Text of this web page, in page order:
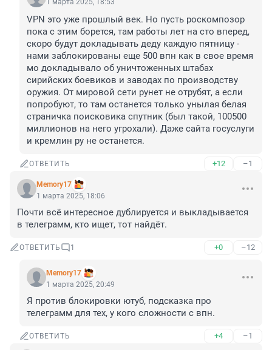
1 марта 2025, 18:53
VPN это уже прошлый век. Но пусть роскомпозор
пока с этим борется, там работы лет на сто вперед,
скоро будут докладывать деду каждую пятницу -
нами заблокированы еще 500 впн как в свое время
мо докладывало об уничтоженных штабах
сирийских боевиков и заводах по производству
оружия. От мировой сети рунет не отрубят, а если
попробуют, то там останется только унылая белая
страничка поисковика спутник (был такой, 100500
миллионов на него угрохали). Даже сайта госуслуги
и кремлин ру не останется.
ОТВЕТИТЬ +12 –1
Memory17
1 марта 2025, 18:06
Почти всё интересное дублируется и выкладывается
в телеграмм, кто ищет, тот найдёт.
ОТВЕТИТЬ 1 +0 –12
Memory17
1 марта 2025, 20:49
Я против блокировки ютуб, подсказка про
телеграмм для тех, у кого сложности с впн.
ОТВЕТИТЬ +4 –1